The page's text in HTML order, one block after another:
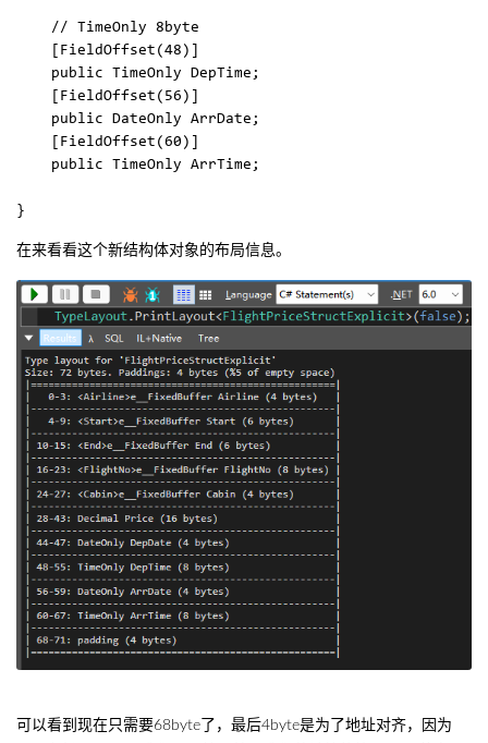
    // TimeOnly 8byte
    [FieldOffset(48)]
    public TimeOnly DepTime;
    [FieldOffset(56)]
    public DateOnly ArrDate;
    [FieldOffset(60)]
    public TimeOnly ArrTime;
在来看看这个新结构体对象的布局信息。
可以看到现在只需要68byte了，最后4byte是为了地址对齐，因为